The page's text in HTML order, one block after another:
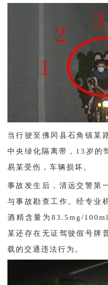
当行驶至佛冈县石角镇某
中央绿化隔离带，13岁的
易某受伤，车辆损坏。
事故发生后，清远交警第
与事故勘查工作。经专业
酒精含量为83.5mg/
某还存在无证驾驶假号牌
载的交通违法行为。